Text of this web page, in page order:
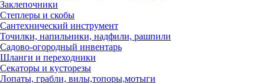
Заклепочники
Степлеры и скобы
Сантехнический инструмент
Точилки, напильники, надфили, рашпили
Садово-огородный инвентарь
Шланги и переходники
Секаторы и кусторезы
Лопаты, грабли, вилы,топоры,мотыги